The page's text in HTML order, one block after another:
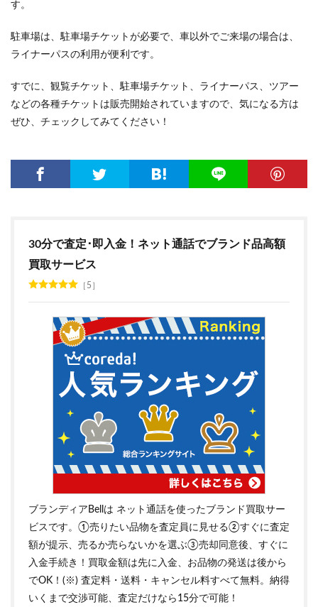
す。
駐車場は、駐車場チケットが必要で、車以外でご来場の場合は、
ライナーパスの利用が便利です。
すでに、観覧チケット、駐車場チケット、ライナーパス、ツアー
などの各種チケットは販売開始されていますので、気になる方は
ぜひ、チェックしてみてください！
30分で査定･即入金！ネット通話でブランド品高額
買取サービス
5
ブランディアBellは ネット通話を使ったブランド買取サー
ビスです。①売りたい品物を査定員に見せる②すぐに査定
額が提示、売るか売らないかを選ぶ③売却同意後、すぐに
入金手続き！買取金額は先に入金、お品物の発送は後から
でOK！(※) 査定料・送料・キャンセル料すべて無料。納得
いくまで交渉可能、査定だけなら15分で可能！